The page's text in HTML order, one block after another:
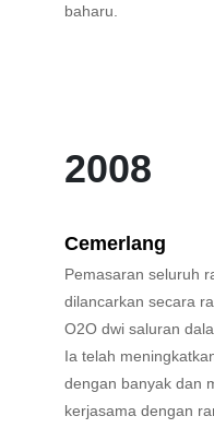
baharu.
2008
Cemerlang
Pemasaran seluruh
dilancarkan secara
O2O dwi saluran
Ia telah
dengan banyak dan
kerjasama dengan